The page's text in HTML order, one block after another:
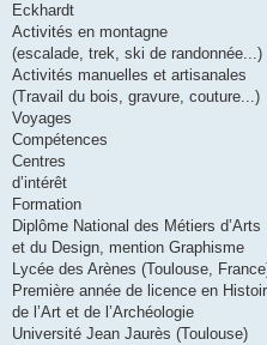
Eckhardt
Activités en montagne
(escalade, trek, ski de randonnée...)
Activités manuelles et artisanales
(Travail du bois, gravure, couture...)
Voyages
Compétences
Centres
d’intérêt
Formation
Diplôme National des Métiers d’Arts
et du Design, mention Graphisme
Lycée des Arènes (Toulouse,
Première année de licence en
de l’Art et de l’Archéologie
Université Jean Jaurès (Toulouse)